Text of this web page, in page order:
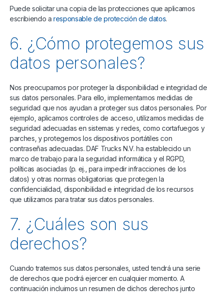
Puede solicitar una copia de las protecciones que aplicamos
escribiendo aresponsable de protección de datos.
6. ¿Cómo protegemos sus
datos personales?
Nos preocupamos por proteger la disponibilidad e integridad de
sus datos personales. Para ello, implementamos medidas de
seguridad que nos ayudan a proteger sus datos personales. Por
ejemplo, aplicamos controles de acceso, utilizamos medidas de
seguridad adecuadas en sistemas y redes, como cortafuegos y
parches, y protegemos los dispositivos portátiles con
contraseñas adecuadas. DAF Trucks N.V. ha establecido un
marco de trabajo para la seguridad informática y el RGPD,
políticas asociadas (p. ej., para impedir infracciones de los
datos) y otras normas obligatorias que protegen la
confidencialidad, disponibilidad e integridad de los recursos
que utilizamos para tratar sus datos personales.
7. ¿Cuáles son sus
derechos?
Cuando tratemos sus datos personales, usted tendrá una serie
de derechos que podrá ejercer en cualquier momento. A
continuación incluimos un resumen de dichos derechos junto